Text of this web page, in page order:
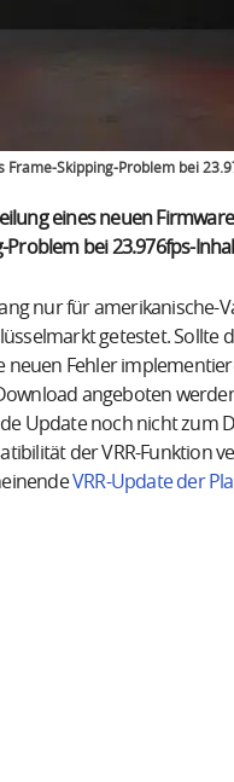
Frame-Skipping-Problem bei
eines neuen
bei 23.976fps-
nur für amerikanische-
getestet. Sollte
neuen Fehler
angeboten
Update noch nicht zum
der VRR-Funktion
VRR-Update der